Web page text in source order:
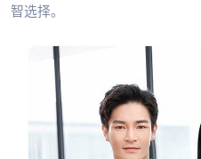
智选择。